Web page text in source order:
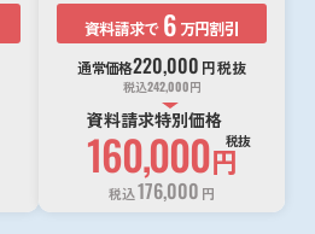
資料請求で 6 万円割引
通常価格220,000 円税抜
税込242,000円
資料請求特別価格
160,000円
税抜
税込176,000 円